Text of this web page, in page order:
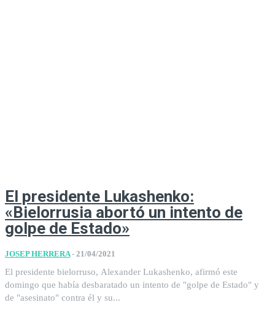
El presidente Lukashenko:
«Bielorrusia abortó un intento de
golpe de Estado»
JOSEP HERRERA - 21/04/2021
El presidente bielorruso, Alexander Lukashenko, afirmó este
domingo que había desbaratado un intento de "golpe de Estado" y
de "asesinato" contra él y su...